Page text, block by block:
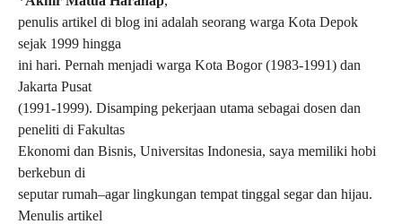
penulis artikel di blog ini adalah seorang warga Kota Depok
sejak 1999 hingga
ini hari. Pernah menjadi warga Kota Bogor (1983-1991) dan
Jakarta Pusat
(1991-1999). Disamping pekerjaan utama sebagai dosen dan
peneliti di Fakultas
Ekonomi dan Bisnis, Universitas Indonesia, saya memiliki hobi
berkebun di
seputar rumah–agar lingkungan tempat tinggal segar dan hijau.
Menulis artikel